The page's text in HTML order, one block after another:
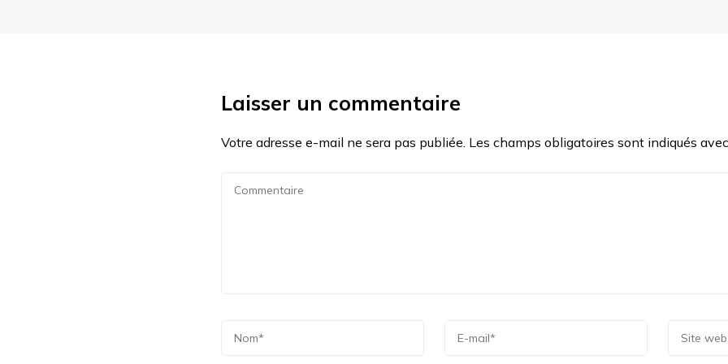
Laisser un commentaire
Votre adresse e-mail ne sera pas publiée. Les champs obligatoires sont indiqués